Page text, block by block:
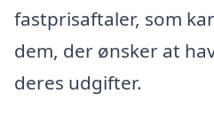
fastprisaftaler, som
dem, der ønsker at
deres udgifter.